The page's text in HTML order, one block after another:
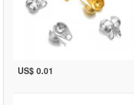
US$ 0.01